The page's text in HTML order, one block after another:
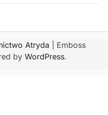
Atryda | Emboss
by WordPress.